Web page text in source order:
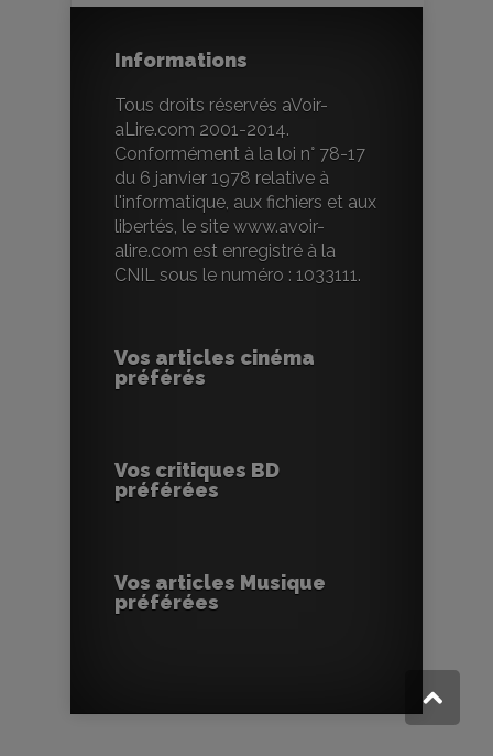
Informations
Tous droits réservés aVoir-
aLire.com 2001-2014.
Conformément à la loi n° 78-17
du 6 janvier 1978 relative à
l'informatique, aux fichiers et aux
libertés, le site www.avoir-
alire.com est enregistré à la
CNIL sous le numéro : 1033111.
Vos articles cinéma
préférés
Vos critiques BD
préférées
Vos articles Musique
préférées